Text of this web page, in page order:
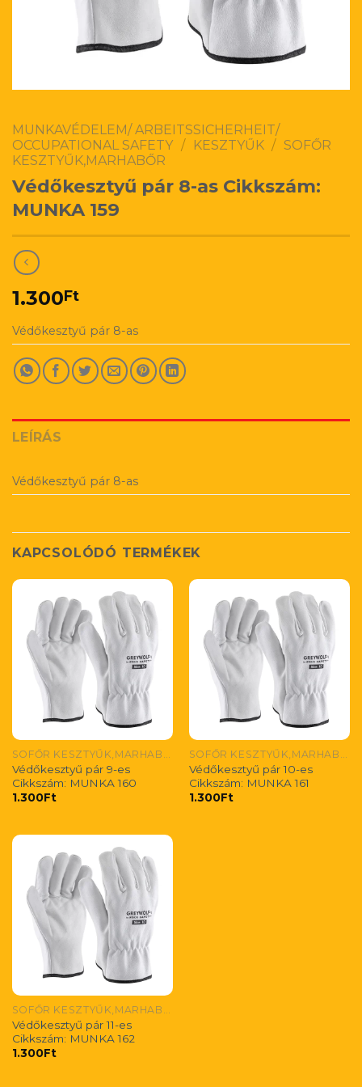
MUNKAVÉDELEM/ ARBEITSSICHERHEIT/
OCCUPATIONAL SAFETY / KESZTYŰK / SOFŐR
KESZTYŰK,MARHABŐR
Védőkesztyű pár 8-as Cikkszám:
MUNKA 159
1.300Ft
Védőkesztyű pár 8-as
LEÍRÁS
Védőkesztyű pár 8-as
KAPCSOLÓDÓ TERMÉKEK
Védőkesztyű pár 9-es
Cikkszám: MUNKA 160
1.300Ft
Védőkesztyű pár 10-es
Cikkszám: MUNKA 161
1.300Ft
Védőkesztyű pár 11-es
Cikkszám: MUNKA 162
1.300Ft